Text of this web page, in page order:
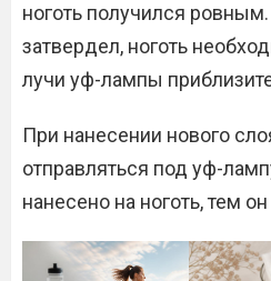
ноготь получился
затвердел, ноготь
лучи уф-лампы
При нанесении нового
отправляться под уф-
нанесено на ноготь, тем